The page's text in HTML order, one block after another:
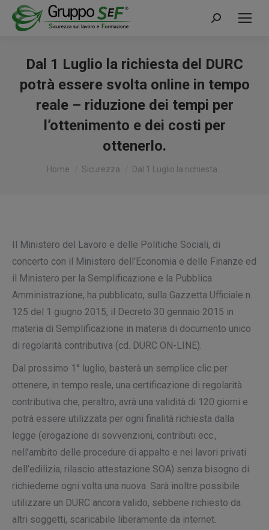
Cerca:
Dal 1 Luglio la richiesta del DURC
potrà essere svolta online in tempo
reale – riduzione dei tempi per
l’ottenimento e dei costi per
ottenerlo.
Tu sei qui:
Home Sicurezza Dal 1 Luglio la richiesta…
Il Ministero del Lavoro e delle Politiche Sociali, di
concerto con il Ministero dell’Economia e delle Finanze ed
il Ministero per la Semplificazione e la Pubblica
Amministrazione, ha pubblicato, sulla Gazzetta Ufficiale n.
125 del 1 giugno 2015, il Decreto 30 gennaio 2015 in
materia di Semplificazione in materia di documento unico
di regolarità contributiva (cd. DURC ON-LINE).
Dal prossimo 1° luglio, basterà un semplice clic per
ottenere, in tempo reale, una certificazione di regolarità
contributiva che, peraltro, avrà una validità di 120 giorni e
potrà essere utilizzata per ogni finalità richiesta dalla
legge (erogazione di sovvenzioni, contributi ecc.,
nell’ambito delle procedure di appalto e nei lavori privati
dell’edilizia, rilascio attestazione SOA) senza bisogno di
richiederne ogni volta una nuova. Sarà inoltre possibile
utilizzare un DURC ancora valido, sebbene richiesto da
altri soggetti, scaricabile liberamente da internet.